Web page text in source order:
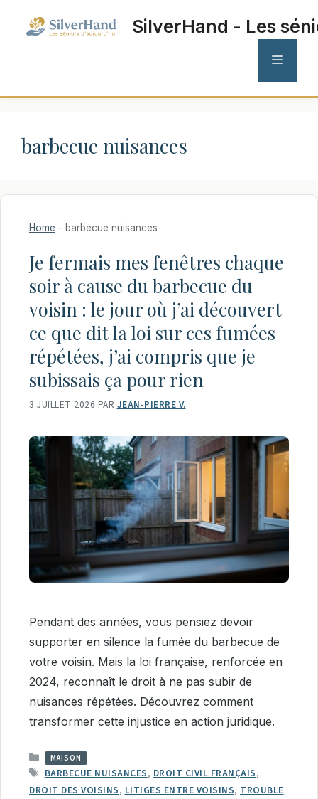
SilverHand - Les
MENU
barbecue nuisances
Home - barbecue nuisances
Je fermais mes fenêtres chaque
soir à cause du barbecue du
voisin : le jour où j’ai découvert
ce que dit la loi sur ces fumées
répétées, j’ai compris que je
subissais ça pour rien
3 JUILLET 2026 PAR JEAN-PIERRE V.
Pendant des années, vous pensiez devoir
supporter en silence la fumée du barbecue de
votre voisin. Mais la loi française, renforcée en
2024, reconnaît le droit à ne pas subir de
nuisances répétées. Découvrez comment
transformer cette injustice en action juridique.
CATÉGORIES
MAISON
ÉTIQUETTES
BARBECUE NUISANCES, DROIT CIVIL FRANÇAIS,
DROIT DES VOISINS, LITIGES ENTRE VOISINS, TROUBLE